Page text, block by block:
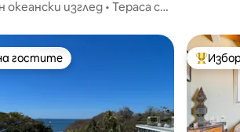
океански изглед • Тераса със
гостите
гостите Най-